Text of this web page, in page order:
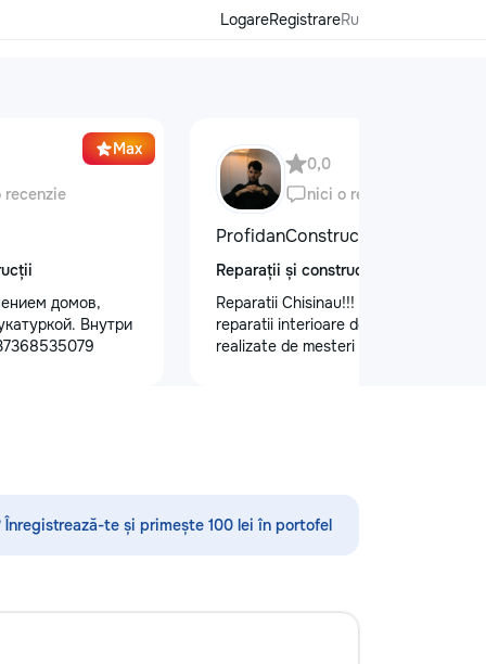
LogareRegistrareRu
Max
recenzie
домов,
Внутри
0,0
nici o recenzie
ProfidanConstruct
Reparații și construcții
Reparatii Chisinau!!! Oferim servicii de
reparatii interioare de calitate,
realizate de mesteri cu experienta.
Înregistrează-te și primește 100 lei în portofel